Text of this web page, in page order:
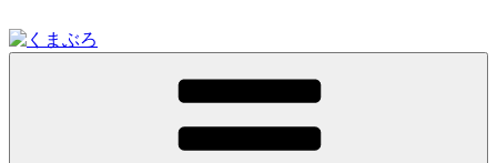
ン
くまが入る温泉じゃありません。私くまぱぱのブログという